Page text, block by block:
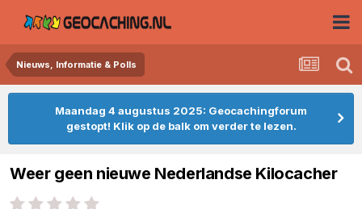
Nieuws, Informatie & Polls
Maandag 4 augustus 2025: Geocachingforum
gestopt! Klik op de balk om verder te lezen.
Weer geen nieuwe Nederlandse Kilocacher